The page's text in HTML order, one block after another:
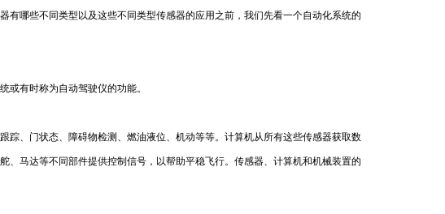
哪些不同类型以及这些不同类型传感器的应用之前，我们先看一个自动化系统的
或有时称为自动驾驶仪的功能。
、门状态、障碍物检测、燃油液位、机动等等。计算机从所有这些传感器获取数
马达等不同部件提供控制信号，以帮助平稳飞行。传感器、计算机和机械装置的